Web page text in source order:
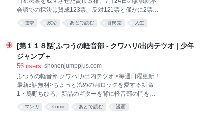
のイベントに呼ばれて久しぶりに来日してビックリし
たのが、掛布さんの髪の毛が増えていたんだよ。それ
に一番驚いたんだ」とニヤリ。 それに爆笑した有働が
氏は「でも、岡田さんは髪の毛
会議での採決は賛成123票、反対121票と僅かに2票差
だった。 参議院の定数は248で、れいわ新選組の山本
太郎氏が体調問題を理由に今年1月に議員辞職をした
議長を務める関口昌一氏を除くと、他に2人の欠席者
がいた。1人は盲腸で入院中だった高橋克法議員（自
民党）で、もう1人が自民党の山崎正昭議員（84歳）
院議員がいた…！本会議31回で出席わずか５回、”国会
の欠席王”と呼ばれる「自民党の重鎮」の呆れた言い
分』より続く。 本人は「至って健康だ」と語っていた
山崎氏は当選6回。2013年8月から2016年7月まで約3
選挙 政治 あとで読む 自民党 人生
[第１１８話]ふつうの軽音部 - クワハリ/出内テツオ | 少年
ジャンプ＋
56 users shonenjumpplus.com
ふつうの軽音部 クワハリ/出内テツオ <毎週日曜更新！
最新3話無料>ちょっと渋めの邦ロックを愛する新高
1・鳩野ちひろ。新品のギターを背に軽音部の門を叩
くも――!?「次にくるマンガ大賞2024」Webマンガ部
門 第1位＆「このマンガがすごい！2025」オトコ編 第
マンガ Comic あとで読む 漫画